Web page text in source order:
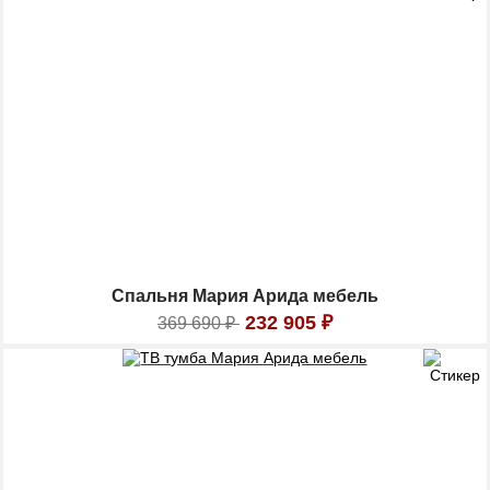
Спальня Мария Арида мебель
369 690₽ 232 905 ₽